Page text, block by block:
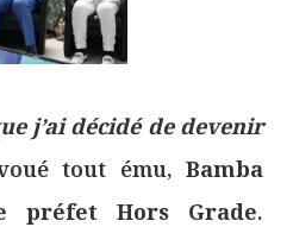
j’ai décidé de devenir
tout ému,Bamba
préfet Hors Grade.